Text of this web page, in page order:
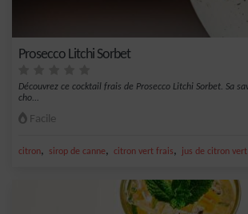
Prosecco Litchi Sorbet
Découvrez ce cocktail frais de Prosecco Litchi Sorbet. Sa
cho...
Facile
citron, sirop de canne, citron vert frais, jus de citron vert